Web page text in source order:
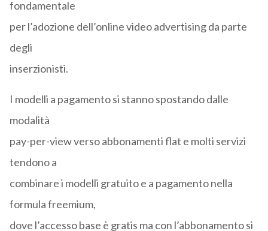
fondamentale
per l’adozione dell’online video advertising da parte
degli
inserzionisti.
I modelli a pagamento si stanno spostando dalle
modalità
pay-per-view verso abbonamenti flat e molti servizi
tendono a
combinare i modelli gratuito e a pagamento nella
formula freemium,
dove l’accesso base è gratis ma con l’abbonamento si